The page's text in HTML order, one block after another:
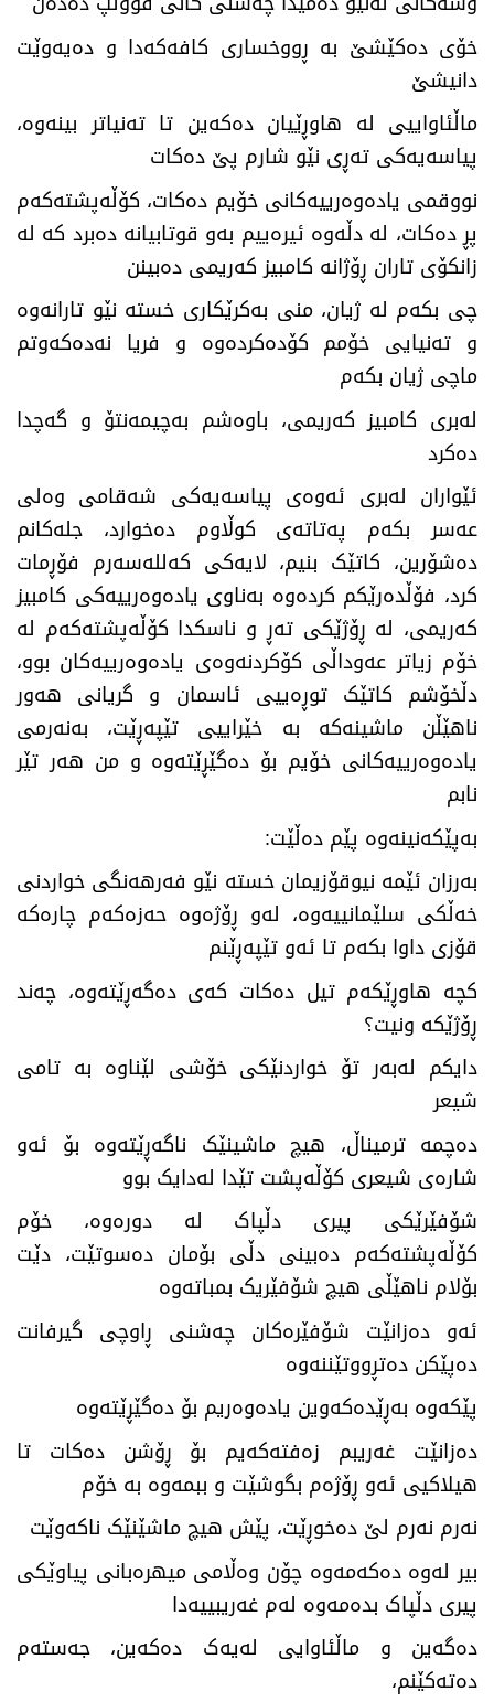
خۆی دەکێشێ بە ڕووخساری کافەکەدا و دەیەوێت
دانیشێ
ماڵئاواییی لە هاوڕێیان دەکەین تا تەنیاتر بینەوە،
پیاسەیەکی تەڕی نێو شارم پێ دەکات
نووقمی یادەوەرییەکانی خۆیم دەکات، کۆڵەپشتەکەم
پڕ دەکات، لە دڵەوە ئیرەییم بەو قوتابیانە دەبرد کە لە
زانکۆی تاران ڕۆژانە کامبیز کەریمی دەبینن
چی بکەم لە ژیان، منی بەکرێکاری خستە نێو تارانەوە
و تەنیایی خۆمم کۆدەکردەوە و فریا نەدەکەوتم
ماچی ژیان بکەم
لەبری کامبیز کەریمی، باوەشم بەچیمەنتۆ و گەچدا
دەکرد
ئێواران لەبری ئەوەی پیاسەیەکی شەقامی وەلی
عەسر بکەم پەتاتەی کوڵاوم دەخوارد، جلەکانم
دەشۆرین، کاتێک بنیم، لایەکی کەللەسەرم فۆڕمات
کرد، فۆڵدەرێکم کردەوە بەناوی یادەوەرییەکی کامبیز
کەریمی، لە ڕۆژێکی تەڕ و ناسکدا کۆڵەپشتەکەم لە
خۆم زیاتر عەوداڵی کۆکردنەوەی یادەوەرییەکان بوو،
دڵخۆشم کاتێک توڕەییی ئاسمان و گریانی هەور
ناهێڵن ماشینەکە بە خێراییی تێپەڕێت، بەنەرمی
یادەوەرییەکانی خۆیم بۆ دەگێڕێتەوە و من هەر تێر
نابم
بەپێکەنینەوە پێم دەڵێت:
بەرزان ئێمە نیوقۆزیمان خستە نێو فەرهەنگی خواردنی
خەڵکی سلێمانییەوە، لەو ڕۆژەوە حەزەکەم چارەکە
قۆزی داوا بکەم تا ئەو تێپەڕێنم
کچە هاوڕێکەم تیل دەکات کەی دەگەڕێتەوە، چەند
ڕۆژێکە ونیت؟
دایکم لەبەر تۆ خواردنێکی خۆشی لێناوە بە تامی
شیعر
دەچمە ترمیناڵ، هیچ ماشینێک ناگەڕێتەوە بۆ ئەو
شارەی شیعری کۆڵەپشت تێدا لەدایک بوو
شۆفێرێکی پیری دڵپاک لە دورەوە، خۆم
کۆڵەپشتەکەم دەبینی دڵی بۆمان دەسوتێت، دێت
بۆلام ناهێڵی هیچ شۆفێریک بمباتەوە
ئەو دەزانێت شۆفێرەکان چەشنی ڕاوچی گیرفانت
دەپێکن دەتڕووتێننەوە
پێکەوە بەڕێدەکەوین یادەوەریم بۆ دەگێڕێتەوە
دەزانێت غەریبم زەفتەکەیم بۆ ڕۆشن دەکات تا
هیلاکیی ئەو ڕۆژەم بگوشێت و ببمەوە بە خۆم
نەرم نەرم لێ دەخوڕێت، پێش هیچ ماشێنێک ناکەوێت
بیر لەوە دەکەمەوە چۆن وەڵامی میهرەبانی پیاوێکی
پیری دڵپاک بدەمەوە لەم غەریبییەدا
دەگەین و ماڵئاوایی لەیەک دەکەین، جەستەم
دەتەکێنم،